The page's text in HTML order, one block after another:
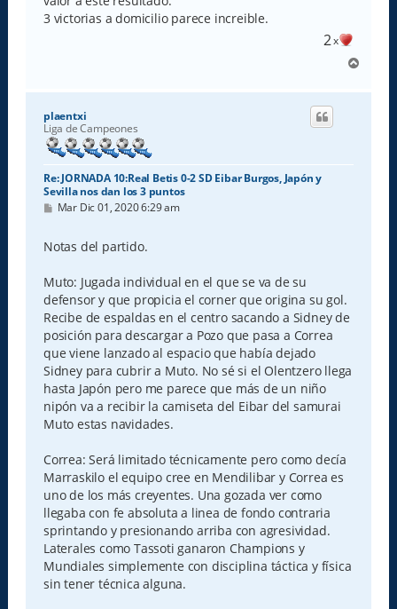
3 victorias a domicilio parece increible.
2x
r
plaentxi
Liga de Campeones
Re: JORNADA 10:Real Betis 0-2 SD Eibar Burgos, Japón y
Sevilla nos dan los 3 puntos
M
s
a
e
Mar Dic 01, 2020 6:29 am
Notas del partido.
Muto: Jugada individual en el que se va de su
defensor y que propicia el corner que origina su gol.
Recibe de espaldas en el centro sacando a Sidney de
posición para descargar a Pozo que pasa a Correa
que viene lanzado al espacio que había dejado
Sidney para cubrir a Muto. No sé si el Olentzero llega
hasta Japón pero me parece que más de un niño
nipón va a recibir la camiseta del Eibar del samurai
Muto estas navidades.
Correa: Será limitado técnicamente pero como decía
Marraskilo el equipo cree en Mendilibar y Correa es
uno de los más creyentes. Una gozada ver como
llegaba con fe absoluta a linea de fondo contraria
sprintando y presionando arriba con agresividad.
Laterales como Tassoti ganaron Champions y
Mundiales simplemente con disciplina táctica y física
sin tener técnica alguna.